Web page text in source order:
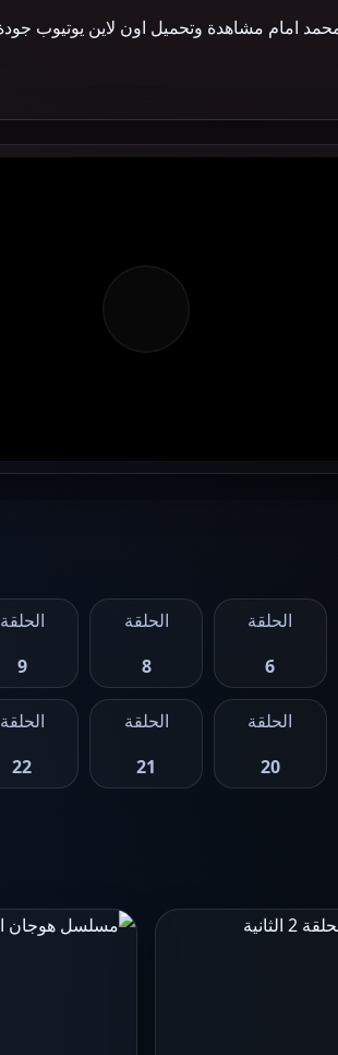
الحلقة
6
الحلقة
8
الحلقة
9
الحلقة
20
الحلقة
21
الحلقة
22